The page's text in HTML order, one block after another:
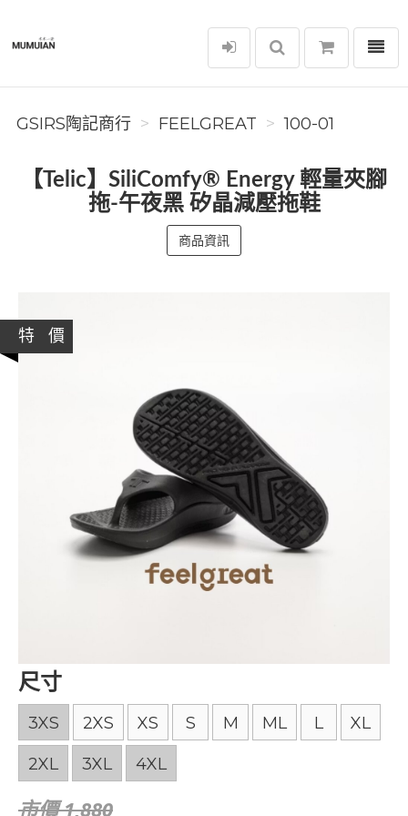
GSIRS陶記商行
選單
GSIRS陶記商行 FEELGREAT 100-01
【Telic】SiliComfy® Energy 輕量夾腳
拖-午夜黑 矽晶減壓拖鞋
商品資訊
特 價
尺寸
3XS 2XS XS S M ML L XL
2XL 3XL 4XL
市價 1,880